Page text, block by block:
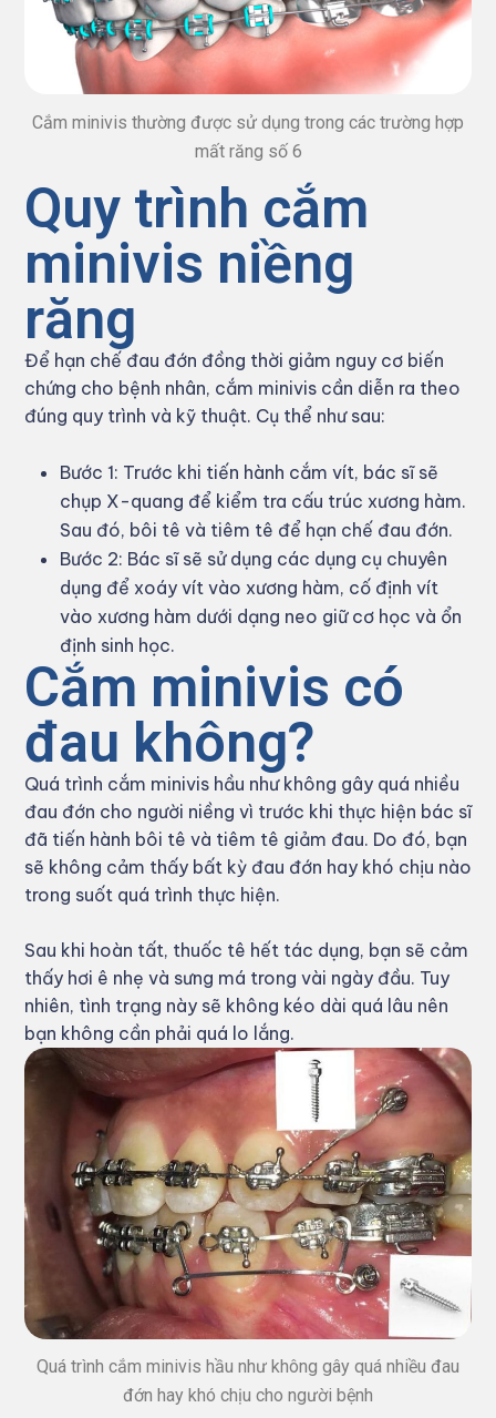
Cắm minivis thường được sử dụng trong các trường hợp
mất răng số 6
Quy trình cắm
minivis niềng
răng
Để hạn chế đau đớn đồng thời giảm nguy cơ biến
chứng cho bệnh nhân, cắm minivis cần diễn ra theo
đúng quy trình và kỹ thuật. Cụ thể như sau:
Bước 1: Trước khi tiến hành cắm vít, bác sĩ sẽ
chụp X-quang để kiểm tra cấu trúc xương hàm.
Sau đó, bôi tê và tiêm tê để hạn chế đau đớn.
Bước 2: Bác sĩ sẽ sử dụng các dụng cụ chuyên
dụng để xoáy vít vào xương hàm, cố định vít
vào xương hàm dưới dạng neo giữ cơ học và ổn
định sinh học.
Cắm minivis có
đau không?
Quá trình cắm minivis hầu như không gây quá nhiều
đau đớn cho người niềng vì trước khi thực hiện bác sĩ
đã tiến hành bôi tê và tiêm tê giảm đau. Do đó, bạn
sẽ không cảm thấy bất kỳ đau đớn hay khó chịu nào
trong suốt quá trình thực hiện.
Sau khi hoàn tất, thuốc tê hết tác dụng, bạn sẽ cảm
thấy hơi ê nhẹ và sưng má trong vài ngày đầu. Tuy
nhiên, tình trạng này sẽ không kéo dài quá lâu nên
bạn không cần phải quá lo lắng.
Quá trình cắm minivis hầu như không gây quá nhiều đau
đớn hay khó chịu cho người bệnh